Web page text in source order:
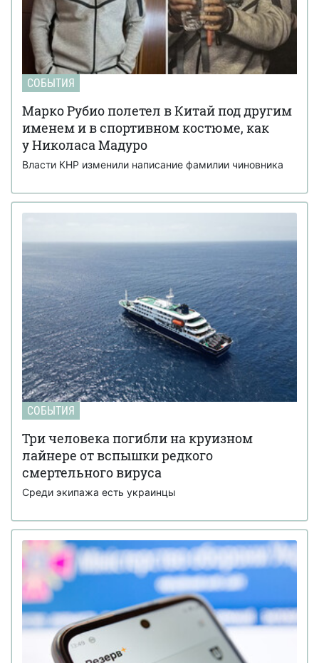
СОБЫТИЯ
Марко Рубио полетел в Китай под другим
именем и в спортивном костюме, как
у Николаса Мадуро
Власти КНР изменили написание фамилии чиновника
СОБЫТИЯ
Три человека погибли на круизном
лайнере от вспышки редкого
смертельного вируса
Среди экипажа есть украинцы